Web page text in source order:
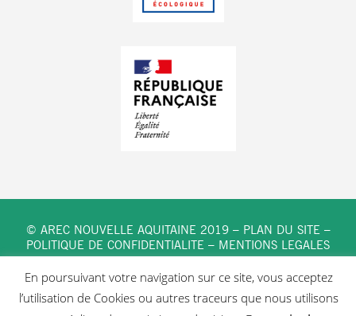
© AREC NOUVELLE AQUITAINE 2019 – PLAN DU SITE –
POLITIQUE DE CONFIDENTIALITE – MENTIONS LEGALES
En poursuivant votre navigation sur ce site, vous acceptez
l’utilisation de Cookies ou autres traceurs que nous utilisons